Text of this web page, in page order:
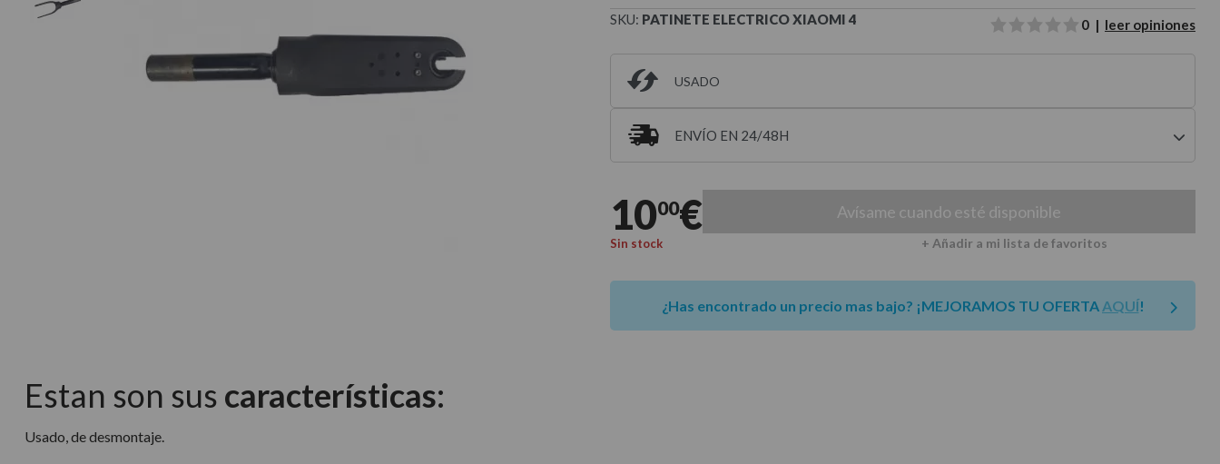
SKU: PATINETE ELECTRICO XIAOMI 4 0 | leer opiniones
USADO
ENVÍO EN 24/48H
1000€ Avísame cuando esté disponible
Sin stock + Añadir a mi lista de favoritos
¿Has encontrado un precio mas bajo? ¡MEJORAMOS TU OFERTA AQUÍ!
Estan son sus características:
Usado, de desmontaje.